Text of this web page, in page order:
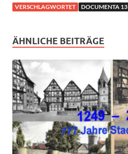
VERSCHLAGWORTET DOCUMENTA 13
ÄHNLICHE BEITRÄGE